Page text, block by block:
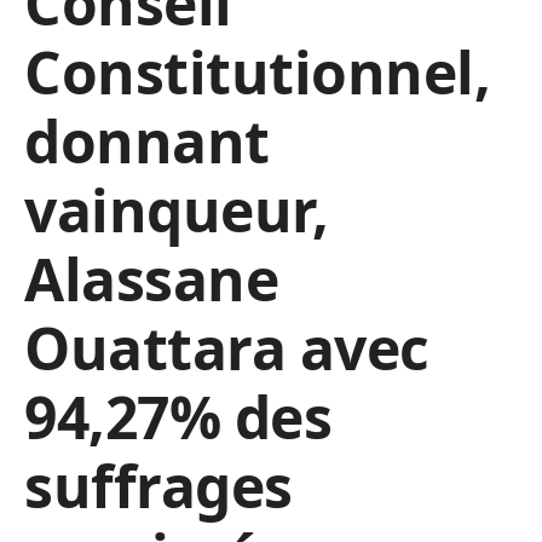
Constitutionnel,
donnant
vainqueur,
Alassane
Ouattara avec
94,27% des
suffrages